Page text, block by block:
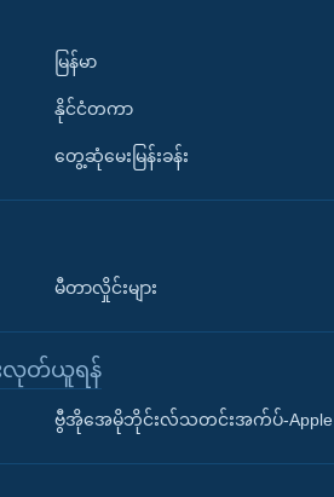
မြန်မာ
နိုင်ငံတကာ
တွေ့ဆုံမေးမြန်းခန်း
မီတာလှိုင်းများ
းလုတ်ယူရန်
ဗွီအိုအေမိုဘိုင်းလ်သတင်းအက်ပ်-Apple